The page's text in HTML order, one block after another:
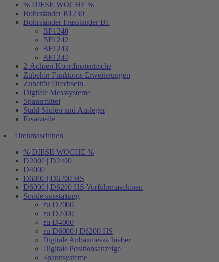
% DIESE WOCHE %
Bohrständer B1230
Bohrständer Fräsständer BF
BF1240
BF1242
BF1243
BF1244
2-Achsen Koordinatentische
Zubehör Funktions Erweiterungen
Zubehör Drechseln
Digitale Messsysteme
Spannmittel
Stahl Säulen und Ausleger
Ersatzteile
Drehmaschinen
% DIESE WOCHE %
D2000 | D2400
D4000
D6000 | D6200 HS
D6000 | D6200 HS Vorführmaschinen
Sonderausstattung
zu D2000
zu D2400
zu D4000
zu D6000 | D6200 HS
Digitale Anbaumessschieber
Digitale Positionsanzeige
Spannsysteme